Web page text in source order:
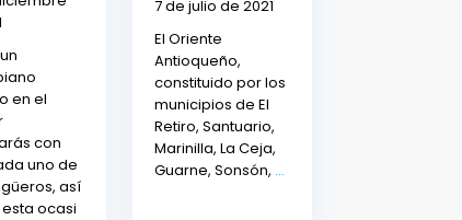
en el
con
uno de
así
ocasi
7 de julio de 2021
El Oriente
Antioqueño,
constituido por los
municipios de El
Retiro, Santuario,
Marinilla, La Ceja,
Guarne, Sonsón, ...